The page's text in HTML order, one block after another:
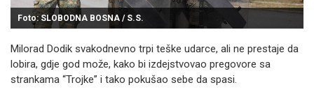
Foto: SLOBODNA BOSNA / S.S.
Milorad Dodik svakodnevno trpi teške udarce, ali ne prestaje da
lobira, gdje god može, kako bi izdejstvovao pregovore sa
strankama “Trojke” i tako pokušao sebe da spasi.